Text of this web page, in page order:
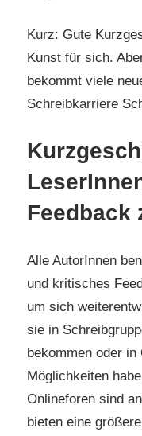
Kurz: Gute
Kunst für sich.
bekommt viele
Schreibkarriere
Feedback
Alle AutorInnen
und kritisches
um sich
sie in
bekommen oder in
Möglichkeiten
Onlineforen sind
bieten eine